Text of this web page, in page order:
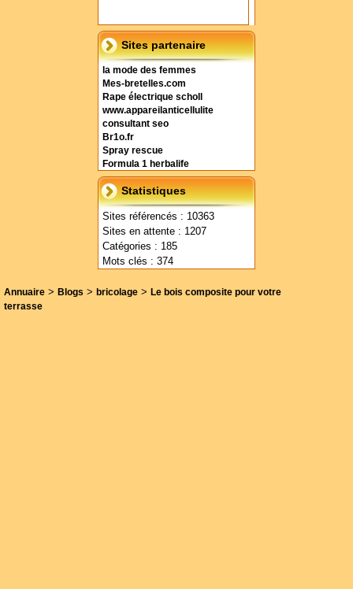
Sites partenaire
la mode des femmes
Mes-bretelles.com
Rape électrique scholl
www.appareilanticellulite
consultant seo
Br1o.fr
Spray rescue
Formula 1 herbalife
Statistiques
Sites référencés : 10363
Sites en attente : 1207
Catégories : 185
Mots clés : 374
Annuaire > Blogs > bricolage > Le bois composite pour votre
terrasse